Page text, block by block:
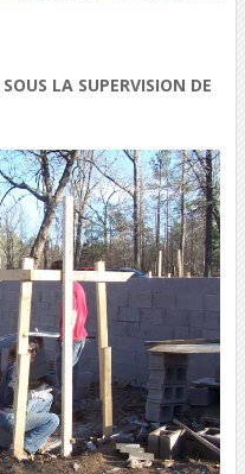
LA SUPERVISION DE